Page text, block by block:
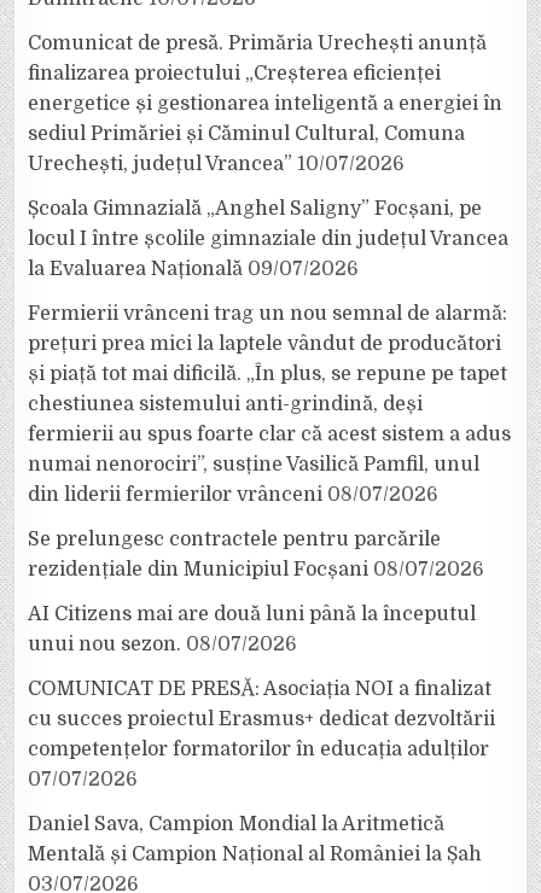
Comunicat de presă. Primăria Urechești anunță
finalizarea proiectului „Creșterea eficienței
energetice și gestionarea inteligentă a energiei în
sediul Primăriei și Căminul Cultural, Comuna
Urechești, județul Vrancea” 10/07/2026
Școala Gimnazială „Anghel Saligny” Focșani, pe
locul I între școlile gimnaziale din județul Vrancea
la Evaluarea Națională 09/07/2026
Fermierii vrânceni trag un nou semnal de alarmă:
prețuri prea mici la laptele vândut de producători
și piață tot mai dificilă. „În plus, se repune pe tapet
chestiunea sistemului anti-grindină, deși
fermierii au spus foarte clar că acest sistem a adus
numai nenorociri”, susține Vasilică Pamfil, unul
din liderii fermierilor vrânceni 08/07/2026
Se prelungesc contractele pentru parcările
rezidențiale din Municipiul Focșani 08/07/2026
AI Citizens mai are două luni până la începutul
unui nou sezon. 08/07/2026
COMUNICAT DE PRESĂ: Asociația NOI a finalizat
cu succes proiectul Erasmus+ dedicat dezvoltării
competențelor formatorilor în educația adulților
07/07/2026
Daniel Sava, Campion Mondial la Aritmetică
Mentală și Campion Național al României la Șah
03/07/2026